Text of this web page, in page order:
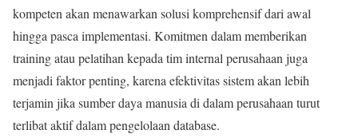
kompeten akan menawarkan solusi komprehensif dari awal
hingga pasca implementasi. Komitmen dalam memberikan
training atau pelatihan kepada tim internal perusahaan juga
menjadi faktor penting, karena efektivitas sistem akan lebih
terjamin jika sumber daya manusia di dalam perusahaan turut
terlibat aktif dalam pengelolaan database.